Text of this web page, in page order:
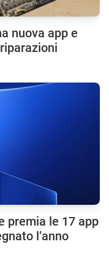
nuova app e
premia le 17 app
l’anno